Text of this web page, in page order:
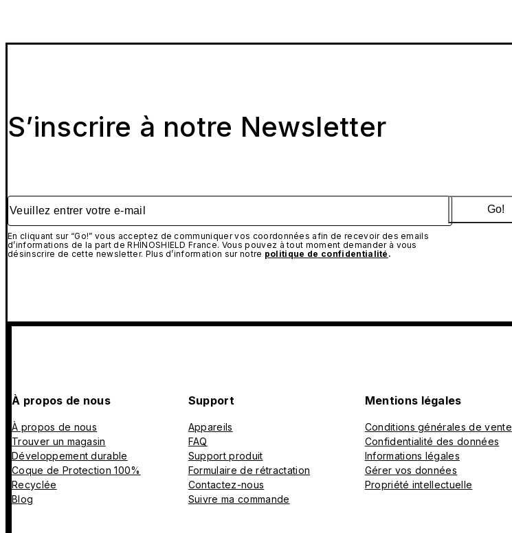
S’inscrire à notre Newsletter
Veuillez entrer votre e-mail
En cliquant sur “Go!” vous acceptez de communiquer vos coordonnées afin de recevoir des emails
d’informations de la part de RHINOSHIELD France. Vous pouvez à tout moment demander à vous
désinscrire de cette newsletter. Plus d’information sur notre politique de confidentialité .
Go!
À propos de nous
À propos de nous
Trouver un magasin
Développement durable
Coque de Protection 100%
Recyclée
Blog
Support
Appareils
FAQ
Support produit
Formulaire de rétractation
Contactez-nous
Suivre ma commande
Mentions légales
Conditions générales de vente
Confidentialité des données
Informations légales
Gérer vos données
Propriété intellectuelle